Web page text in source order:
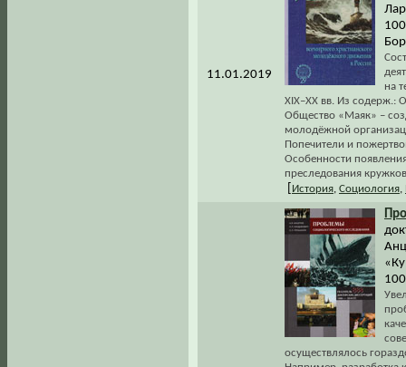
11.01.2019
на
XIX–XX вв. Из содерж.:
Общество «Маяк» –
молодёжной
Попечители и
Особенности
преследования
История Социология
осуществлялось